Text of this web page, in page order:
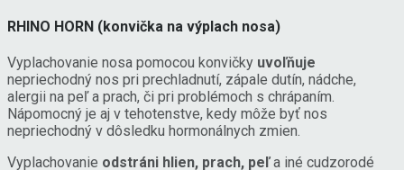
RHINO HORN (konvička na výplach nosa)
Vyplachovanie nosa pomocou konvičky uvoľňuje
nepriechodný nos pri prechladnutí, zápale dutín, nádche,
alergii na peľ a prach, či pri problémoch s chrápaním.
Nápomocný je aj v tehotenstve, kedy môže byť nos
nepriechodný v dôsledku hormonálnych zmien.
Vyplachovanie odstráni hlien, prach, peľa iné cudzorodé